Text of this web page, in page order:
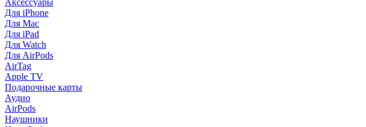
Аксессуары
Для iPhone
Для Mac
Для iPad
Для Watch
Для AirPods
AirTag
Apple TV
Подарочные карты
Аудио
AirPods
Наушники